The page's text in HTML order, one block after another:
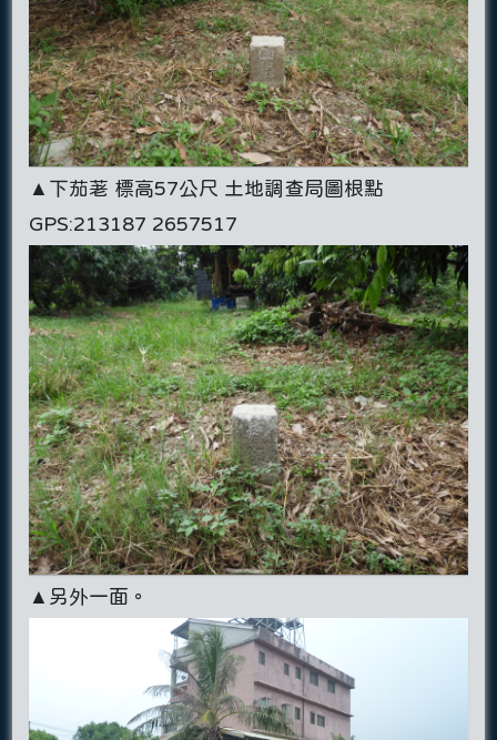
▲下茄荖 標高57公尺 土地調查局圖根點
GPS:213187 2657517
▲另外一面。